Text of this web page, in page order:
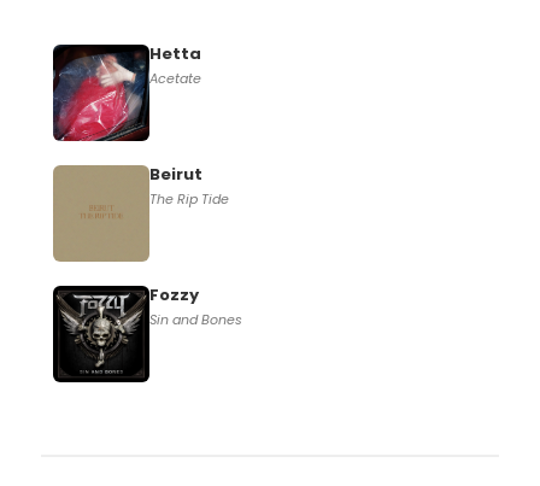
Hetta
Acetate
Beirut
The Rip Tide
Fozzy
Sin and Bones